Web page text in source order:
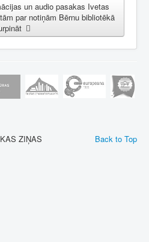
un audio pasakas Ivetas
par notiņām Bērnu bibliotēkā
Back to Top
ZIŅAS